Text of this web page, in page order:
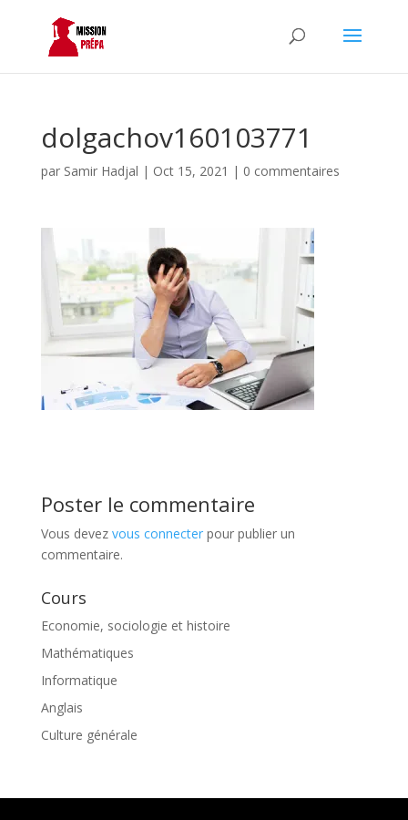
dolgachov160103771
par Samir Hadjal | Oct 15, 2021 | 0 commentaires
Poster le commentaire
Vous devez vous connecterpour publier un
commentaire.
Cours
Economie, sociologie et histoire
Mathématiques
Informatique
Anglais
Culture générale